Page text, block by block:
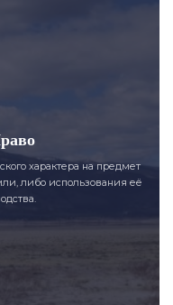
характера на предмет
либо использования её